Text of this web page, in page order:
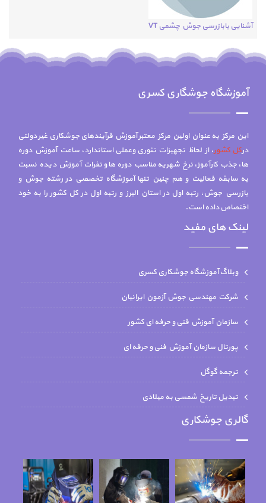
آشنایی بابازرسی جوش چشمی VT
آموزشگاه جوشگاری کسری
این مرکز به عنوان اولین مرکز معتبر آموزش فرآیندهای جوشکاری غیر دولتی
درکل کشور، از لحاظ تجهیزات تئوری وعملی استاندارد، ساعت آموزش دوره
ها، جذب کارآموز، نرخ شهریه مناسب دوره ها و نفرات آموزش دیده نسبت
به سابقه فعالیت و هم چنين تنها آموزشگاه تخصصي در رشته جوش و
بازرسي جوش، رتبه اول در استان البرز و رتبه اول در کل کشور را به خود
اختصاص داده است.
لینک های مفید
وبلاگ آموزشگاه جوشکاری کسری
شركت مهندسي جوش آزمون ايرانيان
سازمان آموزش فنی و حرفه ای کشور
پورتال سازمان آموزش فنی و حرفه ای
ترجمه گوگل
تبدیل تاریخ شمسی به میلادی
گالری جوشکاری